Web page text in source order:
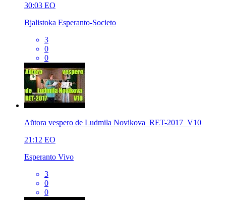
30:03 EO
Bjalistoka Esperanto-Societo
3
0
0
Aŭtora vespero de Ludmila Novikova_RET-2017_V10
21:12 EO
Esperanto Vivo
3
0
0